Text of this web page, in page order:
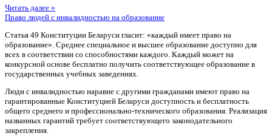
Читать далее »
Право людей с инвалидностью на образование
Статья 49 Конституции Беларуси гласит: «каждый имеет право на
образование». Среднее специальное и высшее образование доступно для
всех в соответствии со способностями каждого. Каждый может на
конкурсной основе бесплатно получить соответствующее образование в
государственных учебных заведениях.
Люди с инвалидностью наравне с другими гражданами имеют право на
гарантированные Конституцией Беларуси доступность и бесплатность
общего среднего и профессионально-технического образования. Реализация
названных гарантий требует соответствующего законодательного
закрепления.